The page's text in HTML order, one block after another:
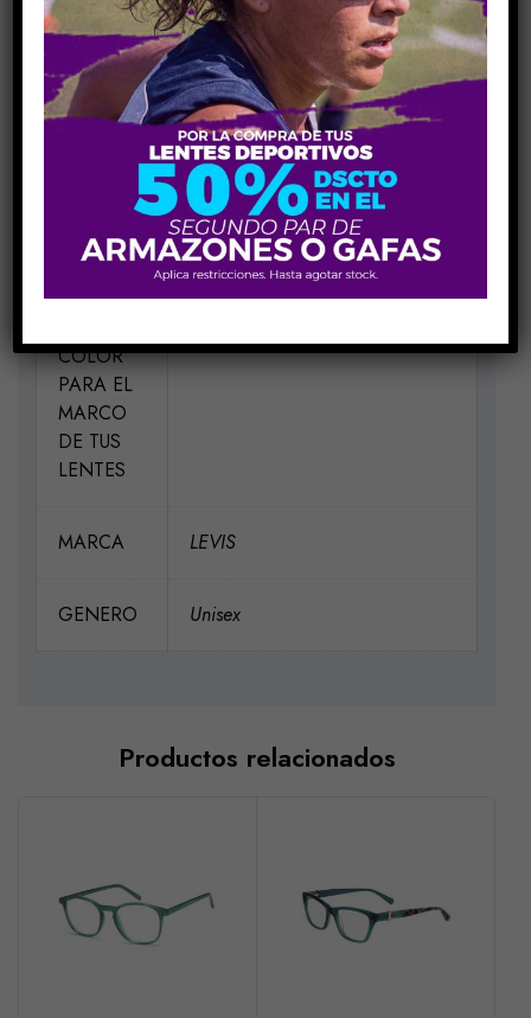
Share Link:
INFORMACIÓN ADICIONAL
H51-V45-P21-VA150
MATERIAL Acetato-Metal
COLOR
PARA EL
MARCO
DE TUS
LENTES
MARCA LEVIS
GENERO Unisex
Productos relacionados